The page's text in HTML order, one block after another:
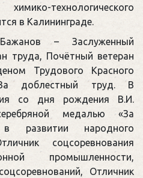
технологического
в Калининграде.
– Заслуженный
труда, Почётный ветеран
Трудового Красного
доблестный труд. В
со дня рождения В.И.
медалью «За
в развитии народного
соцсоревнования
промышленности,
Отличник